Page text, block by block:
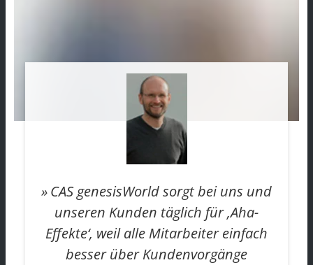
CAS genesisWorld sorgt bei uns und
unseren Kunden täglich für ‚Aha-
Effekte‘, weil alle Mitarbeiter einfach
besser über Kundenvorgänge